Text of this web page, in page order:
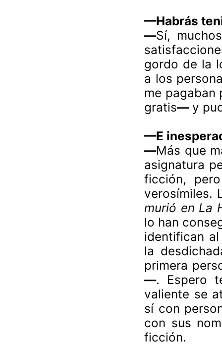
—Habrás
—Sí,
gordo de la
a los
me
gratis—y
—E
—Más que
asignatura
ficción,
verosímiles.
murió en La
lo han
identifican
la
primera
—. Espero
valiente se
sí con
con sus
ficción.